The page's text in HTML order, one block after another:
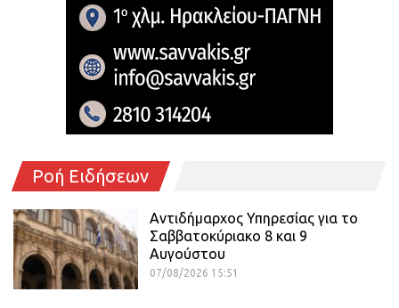
Ροή Ειδήσεων
Αντιδήμαρχος Υπηρεσίας για το
Σαββατοκύριακο 8 και 9
Αυγούστου
07/08/2026 15:51